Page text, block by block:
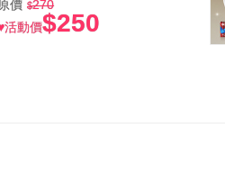
價
270
活動價$250